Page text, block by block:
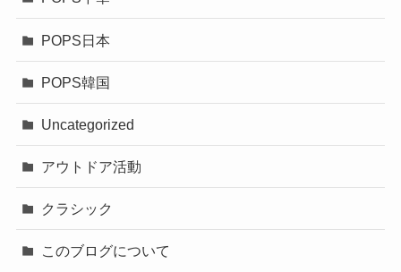
POPS日本
POPS韓国
Uncategorized
アウトドア活動
クラシック
このブログについて